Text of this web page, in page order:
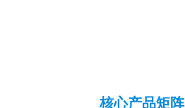
核心产品矩阵